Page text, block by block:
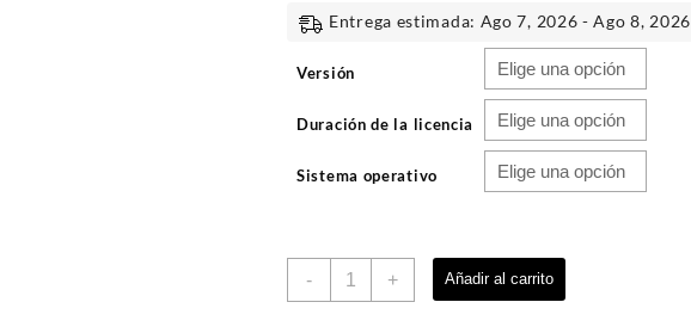
Entrega estimada: Ago 7, 2026 - Ago 8, 2026
Versión
Duración de la licencia
Sistema operativo
-
Autodesk+ Añadir al carrito